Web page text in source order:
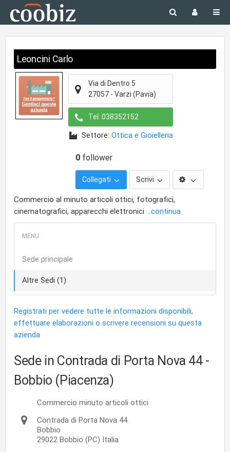
Leoncini Carlo
Via di Dentro 5
27057 - Varzi (Pavia)
Tel. 038352152
Settore: Ottica e Gioielleria
0 follower
Collegati Scrivi
Commercio al minuto articoli ottici, fotografici,
cinematografici, apparecchi elettronici ...continua
Sede principale
Altre Sedi (1)
Registrati per vedere tutte le informazioni disponibili,
effettuare elaborazioni o scrivere recensioni su questa
azienda
Sede in Contrada di Porta Nova 44 -
Bobbio (Piacenza)
Commercio minuto articoli ottici
Contrada di Porta Nova 44
Bobbio
29022 Bobbio (PC) Italia